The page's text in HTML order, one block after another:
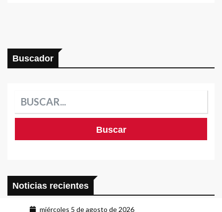
Buscador
Noticias recientes
miércoles 5 de agosto de 2026